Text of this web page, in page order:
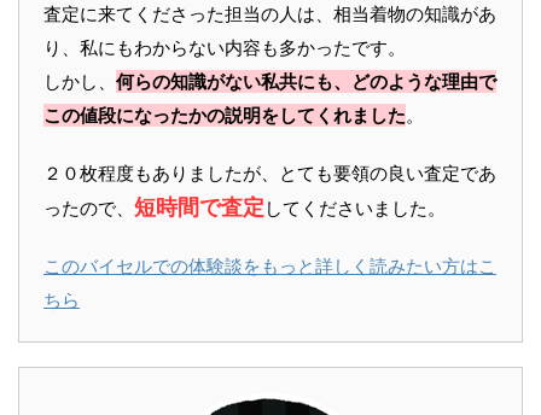
査定に来てくださった担当の人は、相当着物の知識があ
り、私にもわからない内容も多かったです。
しかし、 何らの知識がない私共にも、どのような理由で
この値段になったかの説明をしてくれました。
２０枚程度もありましたが、とても要領の良い査定であ
ったので、 短時間で査定 してくださいました。
このバイセルでの体験談をもっと詳しく読みたい方はこ
ちら